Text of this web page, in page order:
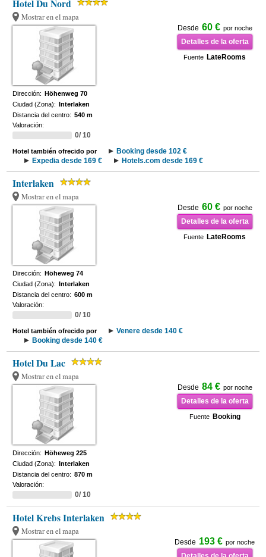
Hotel Du Nord
Mostrar en el mapa
Desde 60 € por noche
Detalles de la oferta
Fuente LateRooms
Dirección: Höhenweg 70
Ciudad (Zona): Interlaken
Distancia del centro: 540 m
Valoración:
0/ 10
Hotel también ofrecido por
Booking desde 102 €
Expedia desde 169 €
Hotels.com desde 169 €
Interlaken
Mostrar en el mapa
Desde 60 € por noche
Detalles de la oferta
Fuente LateRooms
Dirección: Höheweg 74
Ciudad (Zona): Interlaken
Distancia del centro: 600 m
Valoración:
0/ 10
Hotel también ofrecido por
Venere desde 140 €
Booking desde 140 €
Hotel Du Lac
Mostrar en el mapa
Desde 84 € por noche
Detalles de la oferta
Fuente Booking
Dirección: Höheweg 225
Ciudad (Zona): Interlaken
Distancia del centro: 870 m
Valoración:
0/ 10
Hotel Krebs Interlaken
Mostrar en el mapa
Desde 193 € por noche